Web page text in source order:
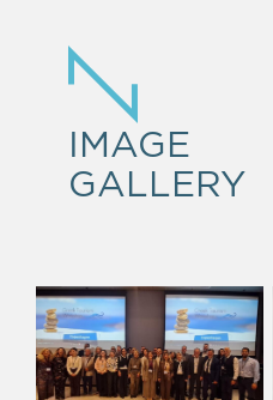
IMAGE
GALLERY